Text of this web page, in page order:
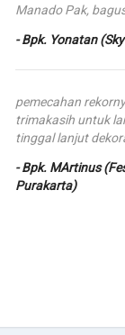
Manado Pak,
- Bpk. Yonatan
pemecahan
trimakasih untuk
tinggal lanjut
- Bpk. MArtinus
Purakarta)